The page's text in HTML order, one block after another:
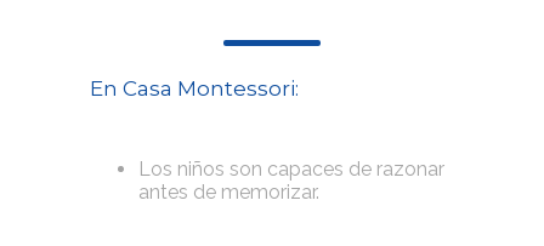
En Casa Montessori:
Los niños son capaces de razonar
antes de memorizar.